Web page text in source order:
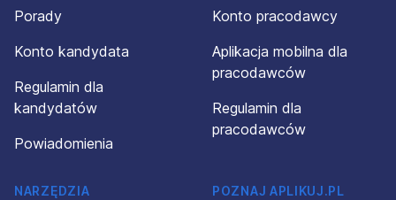
Porady
Konto kandydata
Regulamin dla
kandydatów
Powiadomienia
Konto pracodawcy
Aplikacja mobilna dla
pracodawców
Regulamin dla
pracodawców
NARZĘDZIA
POZNAJ APLIKUJ.PL